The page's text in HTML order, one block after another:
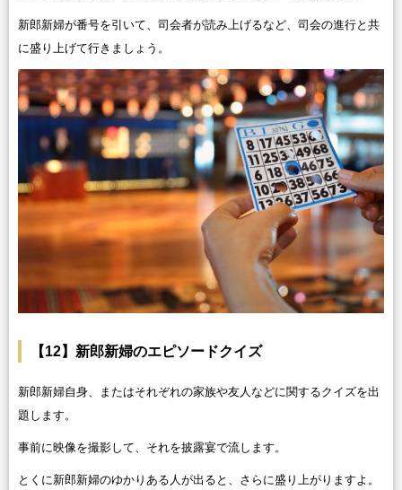
新郎新婦が番号を引いて、司会者が読み上げるなど、司会の進行と共
に盛り上げて行きましょう。
【12】新郎新婦のエピソードクイズ
新郎新婦自身、またはそれぞれの家族や友人などに関するクイズを出
題します。
事前に映像を撮影して、それを披露宴で流します。
とくに新郎新婦のゆかりある人が出ると、さらに盛り上がりますよ。